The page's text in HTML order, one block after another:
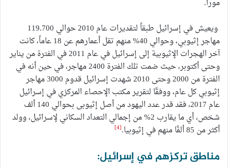
مورا.
ويعيش في إسرائيل طبقاً لتقديرات عام 2010 حوالي 119.700
مهاجر إثيوبي، وحوالي 40% منهم تقل أعمارهم عن 18 عاماً، كانت
آخر الهجرات الإثيوبية إلى إسرائيل في عام 2011 في الفترة من يناير
وحتى أكتوبر، حيث ضمت تلك الفترة 2400 مهاجر، في حين أنه في
الفترة من 2000 وحتى 2010 شهدت إسرائيل قدوم 3000 مهاجر
إثيوبي كل عام، ووفقًا لتقرير مكتب الإحصاء المركزي في إسرائيل
عام 2017، فقد قدر عدد اليهود من أصل إثيوبى بحوالي 140 ألف
شخص، أي ما يقارب 2% من إجمالي التعداد السكاني لإسرائيل، وولد
أكثر من 85 ألفًا منهم في إثيوبيا.
[4]
مناطق تركزهم في إسرائيل: